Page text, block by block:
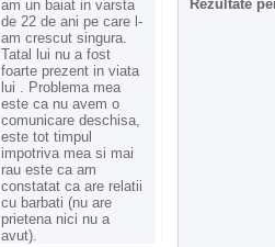
am un baiat in varsta
de 22 de ani pe care l-
am crescut singura.
Tatal lui nu a fost
foarte prezent in viata
lui . Problema mea
este ca nu avem o
comunicare deschisa,
este tot timpul
impotriva mea si mai
rau este ca am
constatat ca are relatii
cu barbati (nu are
prietena nici nu a
avut).
Rezultate